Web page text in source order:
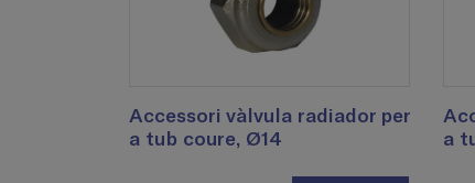
Accessori vàlvula radiador per
a tub coure, Ø14
a